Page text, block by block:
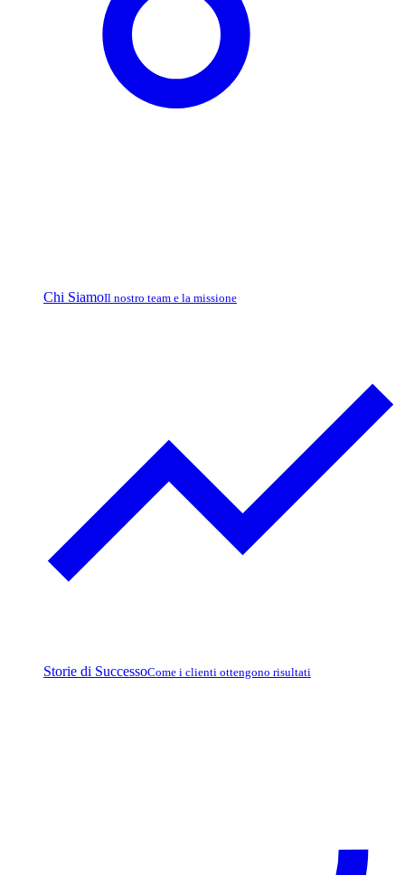
Chi SiamoIl nostro team e la missione
Storie di SuccessoCome i clienti ottengono risultati